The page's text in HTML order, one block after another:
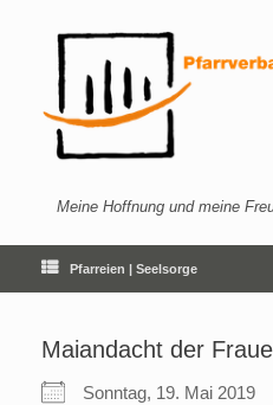
Meine Hoffnung und meine
Pfarreien | Seelsorge
Maiandacht der
Sonntag, 19. Mai 2019